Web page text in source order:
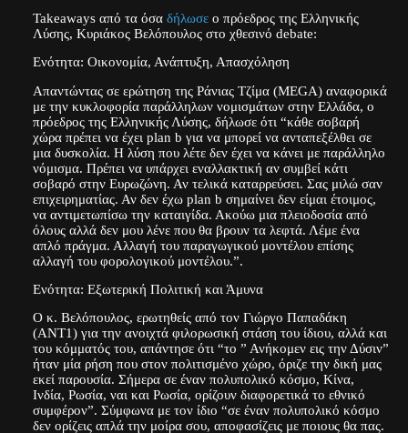
Takeaways από τα όσα δήλωσεο πρόεδρος της Ελληνικής
Λύσης, Κυριάκος Βελόπουλος στο χθεσινό debate:
Ενότητα: Οικονομία, Ανάπτυξη, Απασχόληση
Απαντώντας σε ερώτηση της Ράνιας Τζίμα (MEGA) αναφορικά
με την κυκλοφορία παράλληλων νομισμάτων στην Ελλάδα, ο
πρόεδρος της Ελληνικής Λύσης, δήλωσε ότι “κάθε σοβαρή
χώρα πρέπει να έχει plan b για να μπορεί να ανταπεξέλθει σε
μια δυσκολία. Η λύση που λέτε δεν έχει να κάνει με παράλληλο
νόμισμα. Πρέπει να υπάρχει εναλλακτική αν συμβεί κάτι
σοβαρό στην Ευρωζώνη. Αν τελικά καταρρεύσει. Σας μιλώ σαν
επιχειρηματίας. Αν δεν έχω plan b σημαίνει δεν είμαι έτοιμος,
να αντιμετωπίσω την καταιγίδα. Ακούω μια πλειοδοσία από
όλους αλλά δεν μου λένε που θα βρουν τα λεφτά. Λέμε ένα
απλό πράγμα. Αλλαγή του παραγωγικού μοντέλου επίσης
αλλαγή του φορολογικού μοντέλου.”.
Ενότητα: Εξωτερική Πολιτική και Άμυνα
Ο κ. Βελόπουλος, ερωτηθείς από τον Γιώργο Παπαδάκη
(ΑΝΤ1) για την ανοιχτά φιλορωσική στάση του ίδιου, αλλά και
του κόμματός του, απάντησε ότι “το ” Ανήκομεν εις την Δύσιν”
ήταν μία ρήση που στον πολιτισμένο χώρο, όριζε την δική μας
εκεί παρουσία. Σήμερα σε έναν πολυπολικό κόσμο, Κίνα,
Ινδία, Ρωσία, ναι και Ρωσία, ορίζουν διαφορετικά το εθνικό
συμφέρον”. Σύμφωνα με τον ίδιο “σε έναν πολυπολικό κόσμο
δεν ορίζεις απλά την μοίρα σου, αποφασίζεις με ποιους θα πας.